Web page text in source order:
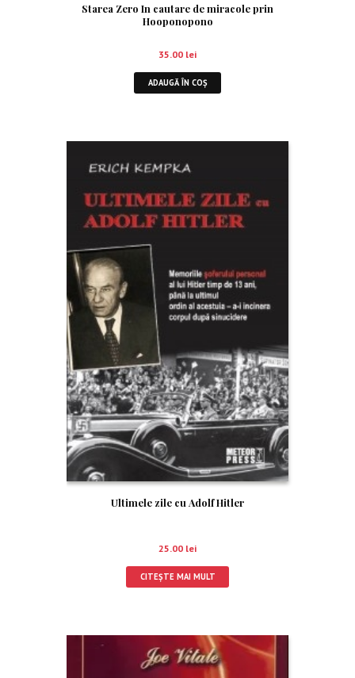
Starea Zero In cautare de miracole prin
Hooponopono
35.00 lei
ADAUGĂ ÎN COȘ
Ultimele zile cu Adolf Hitler
25.00 lei
CITEȘTE MAI MULT